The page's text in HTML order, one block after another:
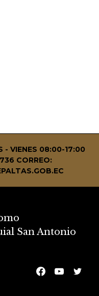
- VIENES 08:00-17:00
CORREO:
San Antonio